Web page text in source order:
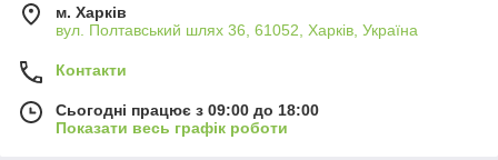
м. Харків
вул. Полтавський шлях 36, 61052, Харків, Україна
Контакти
Сьогодні працює з 09:00 до 18:00
Показати весь графік роботи